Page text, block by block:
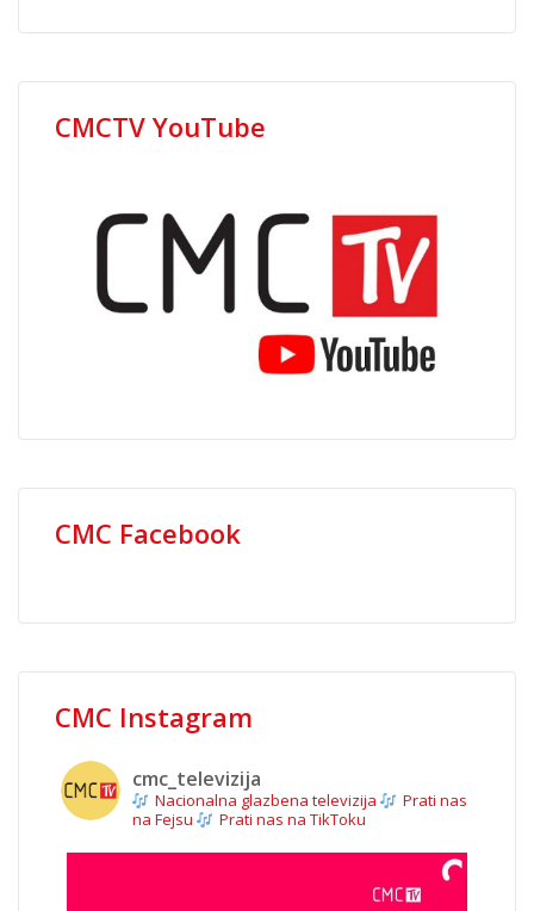
CMCTV YouTube
CMC Facebook
CMC Instagram
cmc_televizija
Nacionalna glazbena televizija
Prati nas
na Fejsu
Prati nas na TikToku